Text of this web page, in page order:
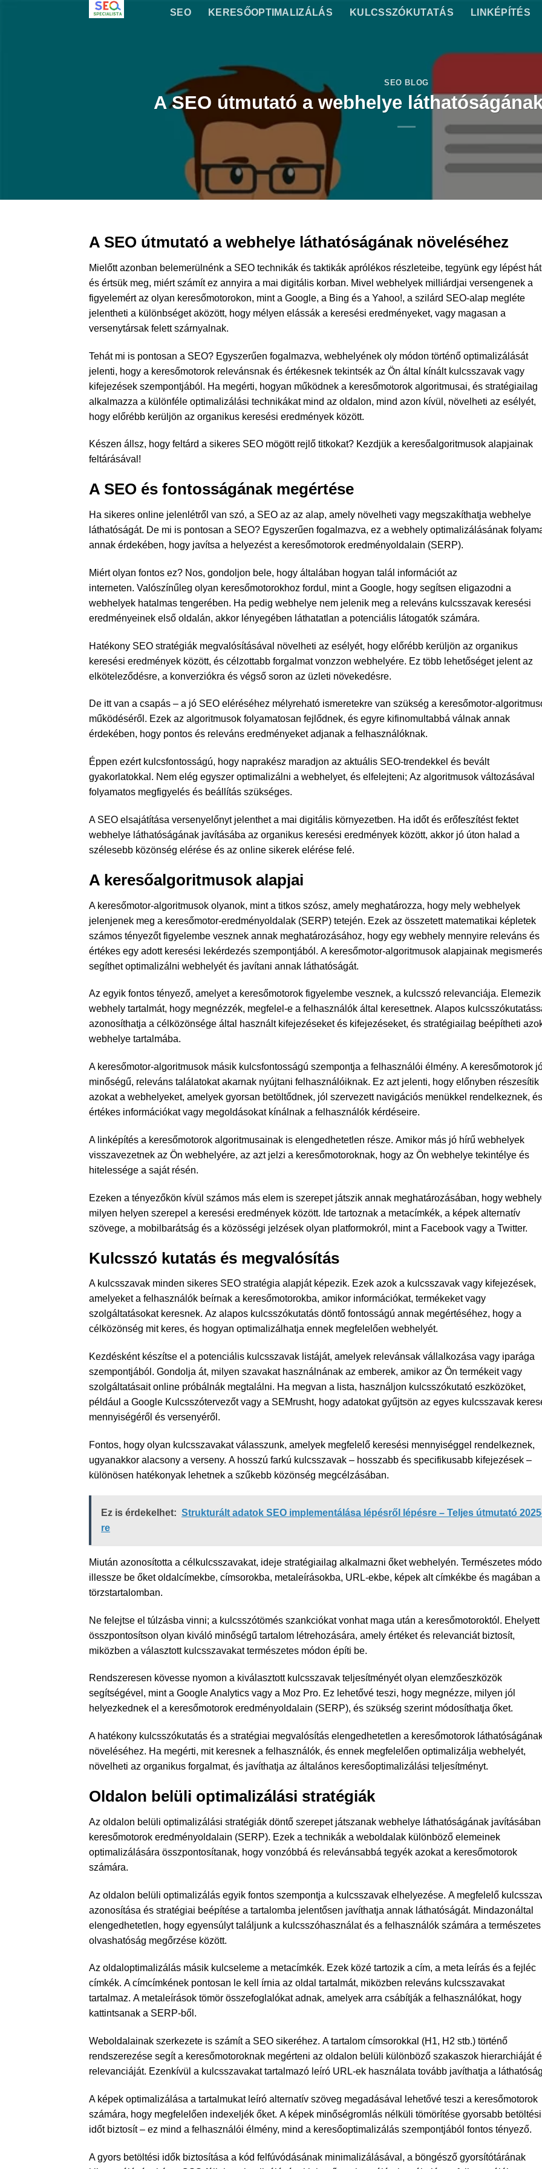
SEO KERESŐOPTIMALIZÁLÁS KULCSSZÓKUTATÁS LINKÉPÍTÉS
SEO BLOG
A SEO útmutató a webhelye
A SEO útmutató a webhelye láthatóságának növeléséhez
Mielőtt azonban belemerülnénk a SEO technikák és taktikák aprólékos részleteibe, tegyünk egy lépést
és értsük meg, miért számít ez annyira a mai digitális korban. Mivel webhelyek milliárdjai versengenek a
figyelemért az olyan keresőmotorokon, mint a Google, a Bing és a Yahoo!, a szilárd SEO-alap megléte
jelentheti a különbséget aközött, hogy mélyen elássák a keresési eredményeket, vagy magasan a
versenytársak felett szárnyalnak.
Tehát mi is pontosan a SEO? Egyszerűen fogalmazva, webhelyének oly módon történő optimalizálását
jelenti, hogy a keresőmotorok relevánsnak és értékesnek tekintsék az Ön által kínált kulcsszavak vagy
kifejezések szempontjából. Ha megérti, hogyan működnek a keresőmotorok algoritmusai, és stratégiailag
alkalmazza a különféle optimalizálási technikákat mind az oldalon, mind azon kívül, növelheti az esélyét,
hogy előrébb kerüljön az organikus keresési eredmények között.
Készen állsz, hogy feltárd a sikeres SEO mögött rejlő titkokat? Kezdjük a keresőalgoritmusok alapjainak
feltárásával!
A SEO és fontosságának megértése
Ha sikeres online jelenlétről van szó, a SEO az az alap, amely növelheti vagy megszakíthatja webhelye
láthatóságát. De mi is pontosan a SEO? Egyszerűen fogalmazva, ez a webhely optimalizálásának
annak érdekében, hogy javítsa a helyezést a keresőmotorok eredményoldalain (SERP).
Miért olyan fontos ez? Nos, gondoljon bele, hogy általában hogyan talál információt az
interneten. Valószínűleg olyan keresőmotorokhoz fordul, mint a Google, hogy segítsen eligazodni a
webhelyek hatalmas tengerében. Ha pedig webhelye nem jelenik meg a releváns kulcsszavak keresési
eredményeinek első oldalán, akkor lényegében láthatatlan a potenciális látogatók számára.
Hatékony SEO stratégiák megvalósításával növelheti az esélyét, hogy előrébb kerüljön az organikus
keresési eredmények között, és célzottabb forgalmat vonzzon webhelyére. Ez több lehetőséget jelent az
elköteleződésre, a konverziókra és végső soron az üzleti növekedésre.
De itt van a csapás – a jó SEO eléréséhez mélyreható ismeretekre van szükség a keresőmotor-
működéséről. Ezek az algoritmusok folyamatosan fejlődnek, és egyre kifinomultabbá válnak annak
érdekében, hogy pontos és releváns eredményeket adjanak a felhasználóknak.
Éppen ezért kulcsfontosságú, hogy naprakész maradjon az aktuális SEO-trendekkel és bevált
gyakorlatokkal. Nem elég egyszer optimalizálni a webhelyet, és elfelejteni; Az algoritmusok változásával
folyamatos megfigyelés és beállítás szükséges.
A SEO elsajátítása versenyelőnyt jelenthet a mai digitális környezetben. Ha időt és erőfeszítést fektet
webhelye láthatóságának javításába az organikus keresési eredmények között, akkor jó úton halad a
szélesebb közönség elérése és az online sikerek elérése felé.
A keresőalgoritmusok alapjai
A keresőmotor-algoritmusok olyanok, mint a titkos szósz, amely meghatározza, hogy mely webhelyek
jelenjenek meg a keresőmotor-eredményoldalak (SERP) tetején. Ezek az összetett matematikai képletek
számos tényezőt figyelembe vesznek annak meghatározásához, hogy egy webhely mennyire releváns és
értékes egy adott keresési lekérdezés szempontjából. A keresőmotor-algoritmusok alapjainak
segíthet optimalizálni webhelyét és javítani annak láthatóságát.
Az egyik fontos tényező, amelyet a keresőmotorok figyelembe vesznek, a kulcsszó relevanciája. Elemezik
webhely tartalmát, hogy megnézzék, megfelel-e a felhasználók által keresettnek. Alapos
azonosíthatja a célközönsége által használt kifejezéseket és kifejezéseket, és stratégiailag beépítheti
webhelye tartalmába.
A keresőmotor-algoritmusok másik kulcsfontosságú szempontja a felhasználói élmény. A keresőmotorok
minőségű, releváns találatokat akarnak nyújtani felhasználóiknak. Ez azt jelenti, hogy előnyben részesítik
azokat a webhelyeket, amelyek gyorsan betöltődnek, jól szervezett navigációs menükkel rendelkeznek, és
értékes információkat vagy megoldásokat kínálnak a felhasználók kérdéseire.
A linképítés a keresőmotorok algoritmusainak is elengedhetetlen része. Amikor más jó hírű webhelyek
visszavezetnek az Ön webhelyére, az azt jelzi a keresőmotoroknak, hogy az Ön webhelye tekintélye és
hitelessége a saját résén.
Ezeken a tényezőkön kívül számos más elem is szerepet játszik annak meghatározásában, hogy
milyen helyen szerepel a keresési eredmények között. Ide tartoznak a metacímkék, a képek alternatív
szövege, a mobilbarátság és a közösségi jelzések olyan platformokról, mint a Facebook vagy a Twitter.
Kulcsszó kutatás és megvalósítás
A kulcsszavak minden sikeres SEO stratégia alapját képezik. Ezek azok a kulcsszavak vagy kifejezések,
amelyeket a felhasználók beírnak a keresőmotorokba, amikor információkat, termékeket vagy
szolgáltatásokat keresnek. Az alapos kulcsszókutatás döntő fontosságú annak megértéséhez, hogy a
célközönség mit keres, és hogyan optimalizálhatja ennek megfelelően webhelyét.
Kezdésként készítse el a potenciális kulcsszavak listáját, amelyek relevánsak vállalkozása vagy iparága
szempontjából. Gondolja át, milyen szavakat használnának az emberek, amikor az Ön termékeit vagy
szolgáltatásait online próbálnák megtalálni. Ha megvan a lista, használjon kulcsszókutató eszközöket,
például a Google Kulcsszótervezőt vagy a SEMrusht, hogy adatokat gyűjtsön az egyes kulcsszavak
mennyiségéről és versenyéről.
Fontos, hogy olyan kulcsszavakat válasszunk, amelyek megfelelő keresési mennyiséggel rendelkeznek,
ugyanakkor alacsony a verseny. A hosszú farkú kulcsszavak – hosszabb és specifikusabb kifejezések –
különösen hatékonyak lehetnek a szűkebb közönség megcélzásában.
Ez is érdekelhet: Strukturált adatok SEO implementálása lépésről lépésre – Teljes útmutató
re
Miután azonosította a célkulcsszavakat, ideje stratégiailag alkalmazni őket webhelyén. Természetes
illessze be őket oldalcímekbe, címsorokba, metaleírásokba, URL-ekbe, képek alt címkékbe és magában a
törzstartalomban.
Ne felejtse el túlzásba vinni; a kulcsszótömés szankciókat vonhat maga után a keresőmotoroktól. Ehelyett
összpontosítson olyan kiváló minőségű tartalom létrehozására, amely értéket és relevanciát biztosít,
miközben a választott kulcsszavakat természetes módon építi be.
Rendszeresen kövesse nyomon a kiválasztott kulcsszavak teljesítményét olyan elemzőeszközök
segítségével, mint a Google Analytics vagy a Moz Pro. Ez lehetővé teszi, hogy megnézze, milyen jól
helyezkednek el a keresőmotorok eredményoldalain (SERP), és szükség szerint módosíthatja őket.
A hatékony kulcsszókutatás és a stratégiai megvalósítás elengedhetetlen a keresőmotorok
növeléséhez. Ha megérti, mit keresnek a felhasználók, és ennek megfelelően optimalizálja webhelyét,
növelheti az organikus forgalmat, és javíthatja az általános keresőoptimalizálási teljesítményt.
Oldalon belüli optimalizálási stratégiák
Az oldalon belüli optimalizálási stratégiák döntő szerepet játszanak webhelye láthatóságának javításában
keresőmotorok eredményoldalain (SERP). Ezek a technikák a weboldalak különböző elemeinek
optimalizálására összpontosítanak, hogy vonzóbbá és relevánsabbá tegyék azokat a keresőmotorok
számára.
Az oldalon belüli optimalizálás egyik fontos szempontja a kulcsszavak elhelyezése. A megfelelő
azonosítása és stratégiai beépítése a tartalomba jelentősen javíthatja annak láthatóságát. Mindazonáltal
elengedhetetlen, hogy egyensúlyt találjunk a kulcsszóhasználat és a felhasználók számára a természetes
olvashatóság megőrzése között.
Az oldaloptimalizálás másik kulcseleme a metacímkék. Ezek közé tartozik a cím, a meta leírás és a fejléc
címkék. A címcímkének pontosan le kell írnia az oldal tartalmát, miközben releváns kulcsszavakat
tartalmaz. A metaleírások tömör összefoglalókat adnak, amelyek arra csábítják a felhasználókat, hogy
kattintsanak a SERP-ből.
Weboldalainak szerkezete is számít a SEO sikeréhez. A tartalom címsorokkal (H1, H2 stb.) történő
rendszerezése segít a keresőmotoroknak megérteni az oldalon belüli különböző szakaszok hierarchiáját
relevanciáját. Ezenkívül a kulcsszavakat tartalmazó leíró URL-ek használata tovább javíthatja a
A képek optimalizálása a tartalmukat leíró alternatív szöveg megadásával lehetővé teszi a keresőmotorok
számára, hogy megfelelően indexeljék őket. A képek minőségromlás nélküli tömörítése gyorsabb betöltési
időt biztosít – ez mind a felhasználói élmény, mind a keresőoptimalizálás szempontjából fontos tényező.
A gyors betöltési idők biztosítása a kód felfúvódásának minimalizálásával, a böngésző gyorsítótárának